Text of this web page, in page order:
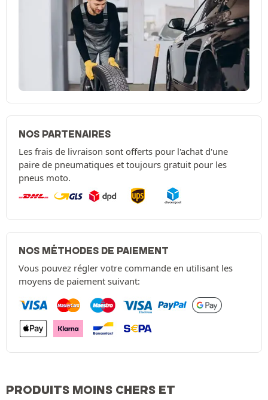
NOS PARTENAIRES
Les frais de livraison sont offerts pour l'achat d'une
paire de pneumatiques et toujours gratuit pour les
pneus moto.
NOS MÉTHODES DE PAIEMENT
Vous pouvez régler votre commande en utilisant les
moyens de paiement suivant:
PRODUITS MOINS CHERS ET